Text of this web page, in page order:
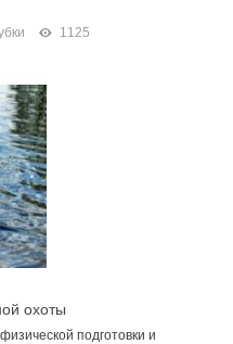
1125
охоты
подготовки и